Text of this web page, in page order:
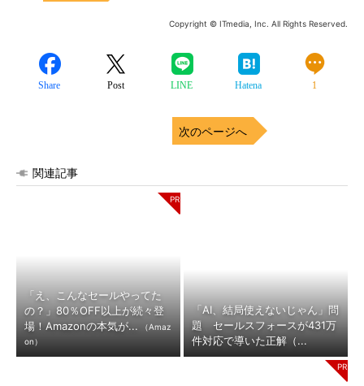
Copyright © ITmedia, Inc. All Rights Reserved.
Share Post LINE Hatena 1
次のページへ
関連記事
「え、こんなセールやってた
の？」80％OFF以上が続々登
場！Amazonの本気が...
（Amaz
on）
「AI、結局使えないじゃん」問
題 セールスフォースが431万
件対応で導いた正解（...